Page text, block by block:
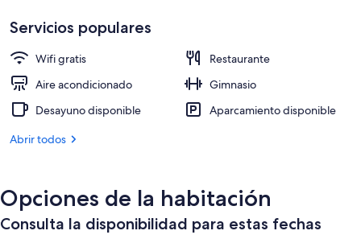
Se sirven desayunos, almuerzos y
Servicios populares
Wifi gratis
Restaurante
Aire acondicionado
Gimnasio
Desayuno disponible
Aparcamiento disponible
Abrir todos
Opciones de la habitación
Consulta la disponibilidad para estas fechas